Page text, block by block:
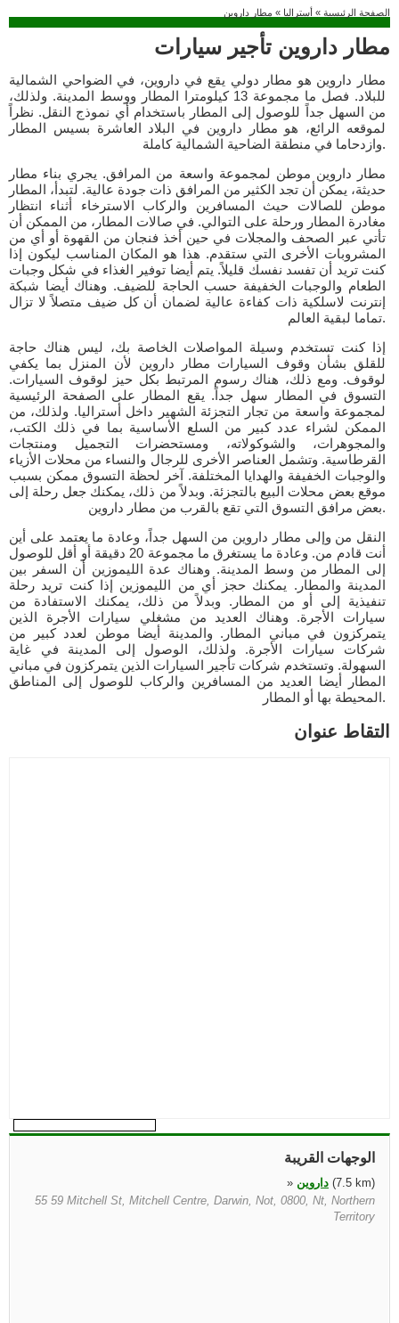
الصفحة الرئيسية » أستراليا » مطار داروين
مطار داروين تأجير سيارات
مطار داروين هو مطار دولي يقع في داروين، في الضواحي الشمالية
للبلاد. فصل ما مجموعة 13 كيلومترا المطار ووسط المدينة. ولذلك،
من السهل جداً للوصول إلى المطار باستخدام أي نموذج النقل. نظراً
لموقعه الرائع، هو مطار داروين في البلاد العاشرة بسيس المطار
وازدحاما في منطقة الضاحية الشمالية كاملة.
مطار داروين موطن لمجموعة واسعة من المرافق. يجري بناء مطار
حديثة، يمكن أن تجد الكثير من المرافق ذات جودة عالية. لتبدأ، المطار
موطن للصالات حيث المسافرين والركاب الاسترخاء أثناء انتظار
مغادرة المطار ورحلة على التوالي. في صالات المطار، من الممكن أن
تأتي عبر الصحف والمجلات في حين أخذ فنجان من القهوة أو أي من
المشروبات الأخرى التي ستقدم. هذا هو المكان المناسب ليكون إذا
كنت تريد أن تفسد نفسك قليلاً. يتم أيضا توفير الغذاء في شكل وجبات
الطعام والوجبات الخفيفة حسب الحاجة للضيف. وهناك أيضا شبكة
إنترنت لاسلكية ذات كفاءة عالية لضمان أن كل ضيف متصلاً لا تزال
تماما لبقية العالم.
إذا كنت تستخدم وسيلة المواصلات الخاصة بك، ليس هناك حاجة
للقلق بشأن وقوف السيارات مطار داروين لأن المنزل بما يكفي
لوقوف. ومع ذلك، هناك رسوم المرتبط بكل حيز لوقوف السيارات.
التسوق في المطار سهل جداً. يقع المطار على الصفحة الرئيسية
لمجموعة واسعة من تجار التجزئة الشهير داخل أستراليا. ولذلك، من
الممكن لشراء عدد كبير من السلع الأساسية بما في ذلك الكتب،
والمجوهرات، والشوكولاته، ومستحضرات التجميل ومنتجات
القرطاسية. وتشمل العناصر الأخرى للرجال والنساء من محلات الأزياء
والوجبات الخفيفة والهدايا المختلفة. آخر لحظة التسوق ممكن بسبب
موقع بعض محلات البيع بالتجزئة. وبدلاً من ذلك، يمكنك جعل رحلة إلى
بعض مرافق التسوق التي تقع بالقرب من مطار داروين.
النقل من وإلى مطار داروين من السهل جداً، وعادة ما يعتمد على أين
أنت قادم من. وعادة ما يستغرق ما مجموعة 20 دقيقة أو أقل للوصول
إلى المطار من وسط المدينة. وهناك عدة الليموزين أن السفر بين
المدينة والمطار. يمكنك حجز أي من الليموزين إذا كنت تريد رحلة
تنفيذية إلى أو من المطار. وبدلاً من ذلك، يمكنك الاستفادة من
سيارات الأجرة. وهناك العديد من مشغلي سيارات الأجرة الذين
يتمركزون في مباني المطار. والمدينة أيضا موطن لعدد كبير من
شركات سيارات الأجرة. ولذلك، الوصول إلى المدينة في غاية
السهولة. وتستخدم شركات تأجير السيارات الذين يتمركزون في مباني
المطار أيضا العديد من المسافرين والركاب للوصول إلى المناطق
المحيطة بها أو المطار.
التقاط عنوان
الوجهات القريبة
» داروين
(7.5 km)
55 59 Mitchell St, Mitchell Centre, Darwin, Not, 0800, Nt, Northern
Territory